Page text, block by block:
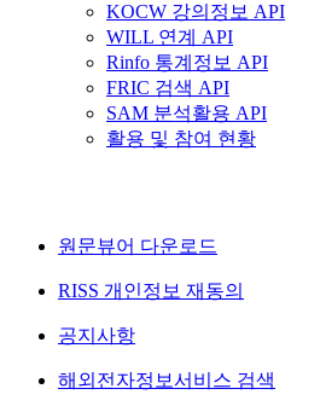
KOCW 강의정보 API
WILL 연계 API
Rinfo 통계정보 API
FRIC 검색 API
SAM 분석활용 API
활용 및 참여 현황
원문뷰어 다운로드
RISS 개인정보 재동의
공지사항
해외전자정보서비스 검색